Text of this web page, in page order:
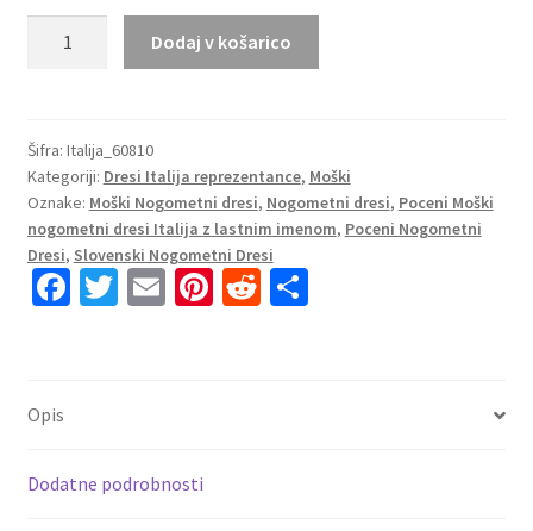
Italija
Vratar
Gostujoči
2023
Kratek
Rokav
BUFFON
količina
Dodaj v košarico
Šifra: Italija_60810
Kategoriji: Dresi Italija reprezentance, Moški
Oznake: Moški Nogometni dresi, Nogometni dresi, Poceni Moški
nogometni dresi Italija z lastnim imenom, Poceni Nogometni
Dresi, Slovenski Nogometni Dresi
Fa
k
T E Pi R S
Opis
Dodatne podrobnosti